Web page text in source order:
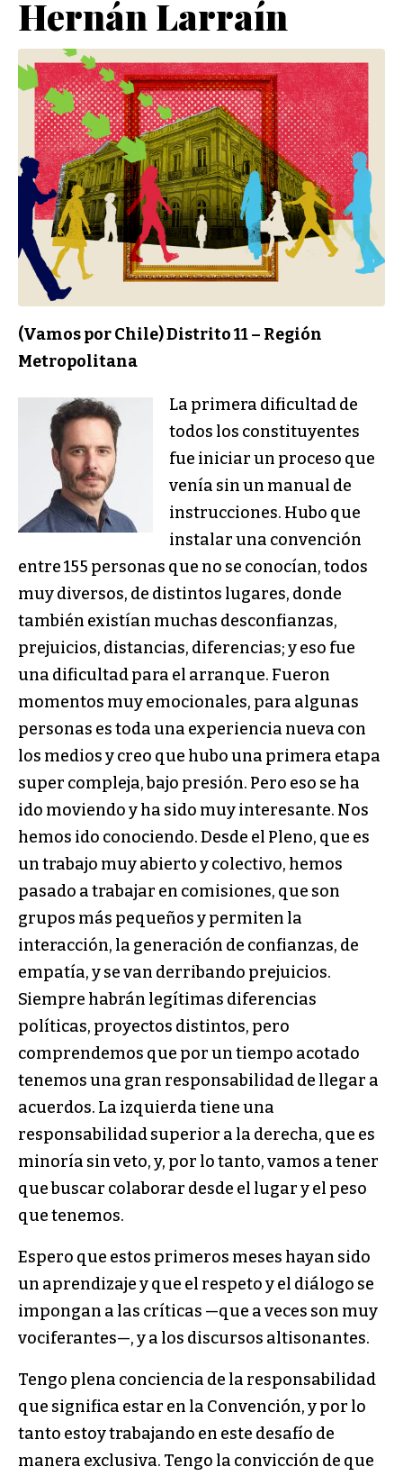
Hernán Larraín
(Vamos por Chile) Distrito 11 – Región
Metropolitana
La primera dificultad de
todos los constituyentes
fue iniciar un proceso que
venía sin un manual de
instrucciones. Hubo que
instalar una convención
entre 155 personas que no se conocían, todos
muy diversos, de distintos lugares, donde
también existían muchas desconfianzas,
prejuicios, distancias, diferencias; y eso fue
una dificultad para el arranque. Fueron
momentos muy emocionales, para algunas
personas es toda una experiencia nueva con
los medios y creo que hubo una primera etapa
super compleja, bajo presión. Pero eso se ha
ido moviendo y ha sido muy interesante. Nos
hemos ido conociendo. Desde el Pleno, que es
un trabajo muy abierto y colectivo, hemos
pasado a trabajar en comisiones, que son
grupos más pequeños y permiten la
interacción, la generación de confianzas, de
empatía, y se van derribando prejuicios.
Siempre habrán legítimas diferencias
políticas, proyectos distintos, pero
comprendemos que por un tiempo acotado
tenemos una gran responsabilidad de llegar a
acuerdos. La izquierda tiene una
responsabilidad superior a la derecha, que es
minoría sin veto, y, por lo tanto, vamos a tener
que buscar colaborar desde el lugar y el peso
que tenemos.
Espero que estos primeros meses hayan sido
un aprendizaje y que el respeto y el diálogo se
impongan a las críticas —que a veces son muy
vociferantes—, y a los discursos altisonantes.
Tengo plena conciencia de la responsabilidad
que significa estar en la Convención, y por lo
tanto estoy trabajando en este desafío de
manera exclusiva. Tengo la convicción de que